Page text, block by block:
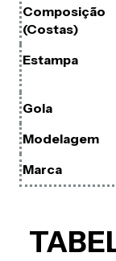
Composição
(Costas)
Estampa
Gola
Modelagem
Marca